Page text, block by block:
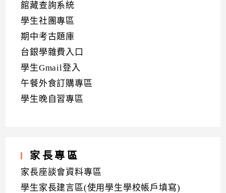
館藏查詢系統
學生社團專區
期中考古題庫
台銀學雜費入口
學生Gmail登入
午餐外食訂購專區
學生晚自習專區
家長專區
家長座談會資料專區
學生家長建言區(使用學生學校帳戶填寫)